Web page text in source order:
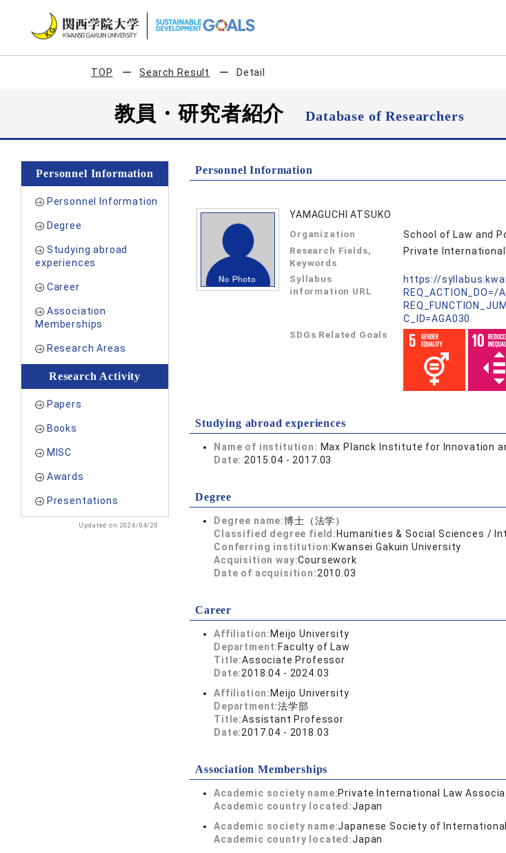
TOP Search Result Detail
教員・研究者紹介Database of Researchers
Personnel Information
Personnel Information
Degree
Studying abroad
experiences
Career
Association
Memberships
Research Areas
Research Activity
Papers
Books
MISC
Awards
Presentations
Updated on 2026/04/20
Personnel Information
YAMAGUCHI ATSUKO
Organization School of Law and
Research Fields,
Keywords
Private International
Syllabus
information URL
https://
REQ_ACTION_DO=/
C_ID=AGA030
SDGs Related Goals
Studying abroad experiences
Name of institution: Max Planck Institute for Innovation
Date: 2015.04 - 2017.03
Degree
Degree name:博士（法学）
Classified degree field: Humanities & Social Sciences /
Conferring institution: Kwansei Gakuin University
Acquisition way:Coursework
Date of acquisition:2010.03
Career
Affiliation: Meijo University
Department: Faculty of Law
Title:Associate Professor
Date:2018.04 - 2024.03
Affiliation: Meijo University
Department:法学部
Title:Assistant Professor
Date:2017.04 - 2018.03
Association Memberships
Academic society name:Private International Law
Academic country located:Japan
Academic society name:Japanese Society of
Academic country located:Japan